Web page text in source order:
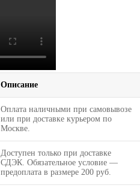
Описание
Оплата наличными при самовывозе
или при доставке курьером по
Москве.
Доступен только при доставке
СДЭК. Обязательное условие —
предоплата в размере 200 руб.